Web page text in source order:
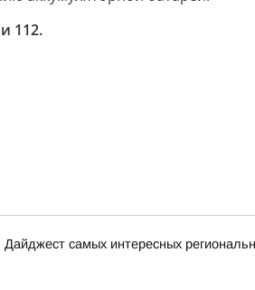
112.
самых интересных